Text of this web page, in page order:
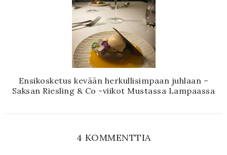
Ensikosketus kevään herkullisimpaan juhlaan –
Saksan Riesling & Co -viikot Mustassa Lampaassa
4 KOMMENTTIA